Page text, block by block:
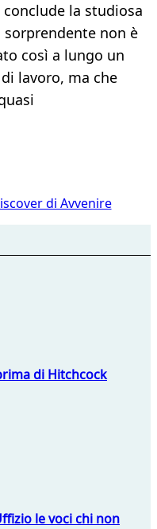
la studiosa
sorprendente non è
così a lungo un
lavoro, ma che
di Avvenire
di Hitchcock
le voci chi non